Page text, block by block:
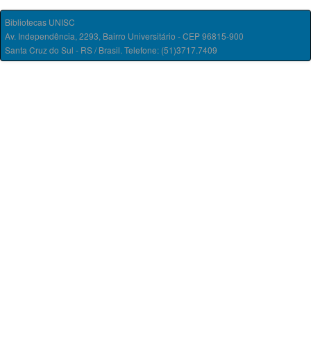
Bibliotecas UNISC
Av. Independência, 2293, Bairro Universitário - CEP 96815-900
Santa Cruz do Sul - RS / Brasil. Telefone: (51)3717.7409